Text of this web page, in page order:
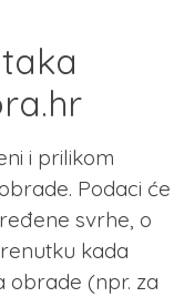
i prilikom
Podaci će
svrhe, o
kada
obrade (npr. za